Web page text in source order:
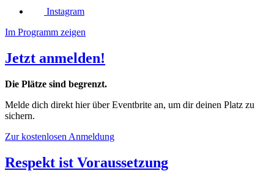
Instagram
Im Programm zeigen
Jetzt anmelden!
Die Plätze sind begrenzt.
Melde dich direkt hier über Eventbrite an, um dir deinen Platz zu
sichern.
Zur kostenlosen Anmeldung
Respekt ist Voraussetzung